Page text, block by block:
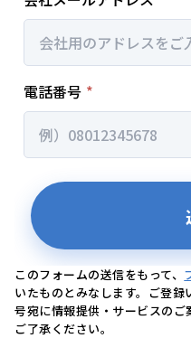
このフォームの送信をもって、
いたものとみなします。ご登
号宛に情報提供・サービスの
ご了承ください。